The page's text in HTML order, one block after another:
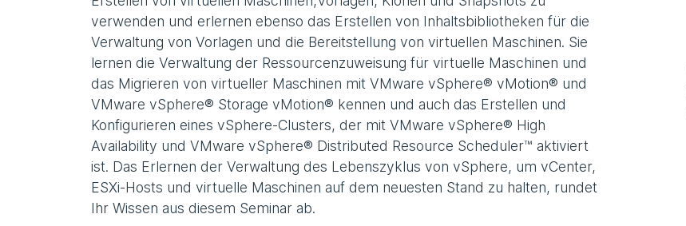
verwenden und erlernen ebenso das Erstellen von Inhaltsbibliotheken für die
Verwaltung von Vorlagen und die Bereitstellung von virtuellen Maschinen. Sie
lernen die Verwaltung der Ressourcenzuweisung für virtuelle Maschinen und
das Migrieren von virtueller Maschinen mit VMware vSphere® vMotion® und
VMware vSphere® Storage vMotion® kennen und auch das Erstellen und
Konfigurieren eines vSphere-Clusters, der mit VMware vSphere® High
Availability und VMware vSphere® Distributed Resource Scheduler™ aktiviert
ist. Das Erlernen der Verwaltung des Lebenszyklus von vSphere, um vCenter,
ESXi-Hosts und virtuelle Maschinen auf dem neuesten Stand zu halten, rundet
Ihr Wissen aus diesem Seminar ab.